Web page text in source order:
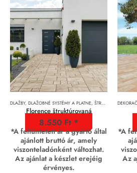
DLAŽBY, DLAŽOBNÉ SYSTÉMY A PLATNE, ŠTRUKTÚROVANÉ DLAŽBY
Florence štruktúrovaná
8.550 Ft
*A feltüntetett ár a gyártó által
ajánlott bruttó ár, amely
viszonteladónként változhat.
Az ajánlat a készlet erejéig
érvényes.
*A
Az